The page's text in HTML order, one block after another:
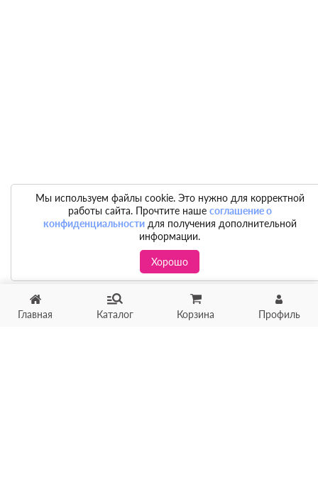
Главная Каталог Корзина Профиль
Мы используем файлы cookie. Это нужно для корректной
работы сайта. Прочтите наше соглашение о
конфиденциальностидля получения дополнительной
информации.
Хорошо